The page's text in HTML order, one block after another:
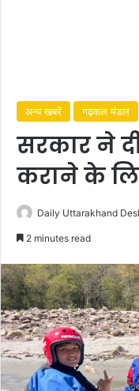
अन्य खबरें गढ़वाल मंडल
सरकार ने
कराने के
Daily Uttarakhand
2 minutes read